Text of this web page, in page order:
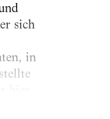
sich
in